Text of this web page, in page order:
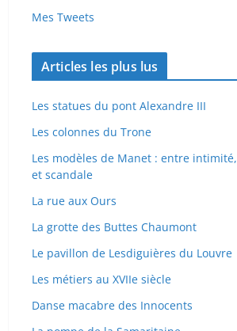
Mes Tweets
Articles les plus lus
Les statues du pont Alexandre III
Les colonnes du Trone
Les modèles de Manet : entre
et scandale
La rue aux Ours
La grotte des Buttes Chaumont
Le pavillon de Lesdiguières du Louvre
Les métiers au XVIIe siècle
Danse macabre des Innocents